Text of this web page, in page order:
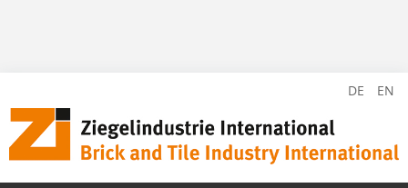
DE EN